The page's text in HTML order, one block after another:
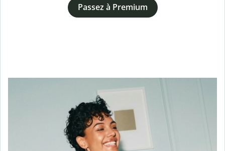
Passez à Premium